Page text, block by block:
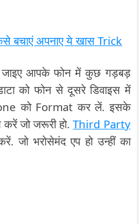
अपनाए ये खास Trick
जाइए आपके फोन में कुछ गड़बड़
को फोन से दूसरे डिवाइस में
को Format कर लें. इसके
करें जो जरूरी हो.Third Party
जो भरोसेमंद एप हो उन्हीं का